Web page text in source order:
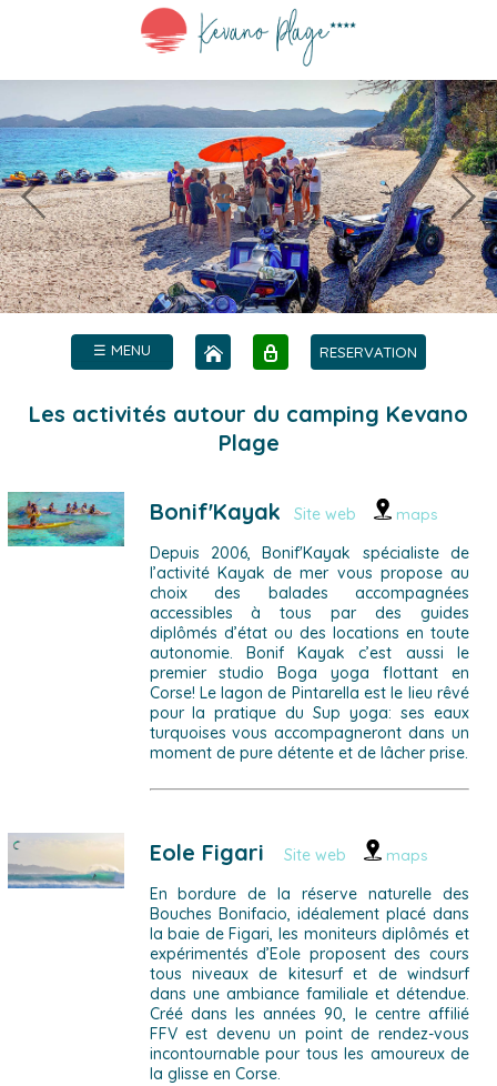
☰ MENU RESERVATION
Les activités autour du camping Kevano
Plage
Bonif'Kayak Site web maps
Depuis 2006, Bonif'Kayak spécialiste de
l’activité Kayak de mer vous propose au
choix des balades accompagnées
accessibles à tous par des guides
diplômés d’état ou des locations en toute
autonomie. Bonif Kayak c’est aussi le
premier studio Boga yoga flottant en
Corse! Le lagon de Pintarella est le lieu rêvé
pour la pratique du Sup yoga: ses eaux
turquoises vous accompagneront dans un
moment de pure détente et de lâcher prise.
Eole Figari Site web maps
En bordure de la réserve naturelle des
Bouches Bonifacio, idéalement placé dans
la baie de Figari, les moniteurs diplômés et
expérimentés d’Eole proposent des cours
tous niveaux de kitesurf et de windsurf
dans une ambiance familiale et détendue.
Créé dans les années 90, le centre affilié
FFV est devenu un point de rendez-vous
incontournable pour tous les amoureux de
la glisse en Corse.